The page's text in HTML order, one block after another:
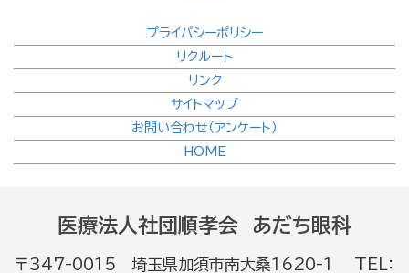
プライバシーポリシー
リクルート
リンク
サイトマップ
お問い合わせ（アンケート）
HOME
医療法人社団順孝会 あだち眼科
〒347-0015 埼玉県加須市南大桑1620-1 TEL：